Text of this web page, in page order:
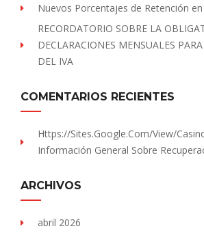
Nuevos Porcentajes de Retención
RECORDATORIO SOBRE LA
DECLARACIONES MENSUALES
DEL IVA
COMENTARIOS RECIENTES
Https://sites.Google.com/view/
Información General Sobre
ARCHIVOS
abril 2026